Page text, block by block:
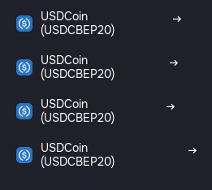
USDCoin
(USDCBEP20)
USDCoin
(USDCBEP20)
USDCoin
(USDCBEP20)
USDCoin
(USDCBEP20)